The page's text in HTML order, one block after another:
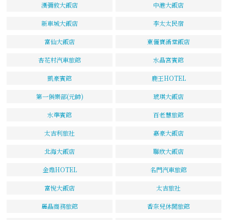
漢彌敦大飯店 中港大飯店
新車城大飯店 李太太民宿
富仙大飯店 東儷寶滿堂飯店
杏花村汽車旅館 水晶宮賓館
凱豪賓館 鹿王HOTEL
第一俱樂部(元帥) 琥琪大飯店
水準賓館 百老慧旅館
太吉利旅社 嘉豪大飯店
北海大飯店 聯欣大飯店
金鼎HOTEL 名門汽車旅館
富悅大飯店 太吉旅社
麗晶商務旅館 香奈兒休閒旅館